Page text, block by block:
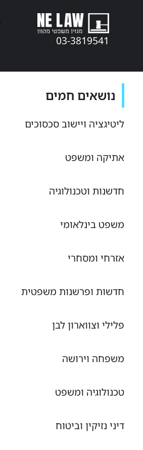
03-3819541
נושאים חמים
ליטיגציה ויישוב סכסוכים
אתיקה ומשפט
חדשנות וטכנולוגיה
משפט בינלאומי
אזרחי ומסחרי
חדשות ופרשנות משפטית
פלילי וצווארון לבן
משפחה וירושה
טכנולוגיה ומשפט
דיני נזיקין וביטוח